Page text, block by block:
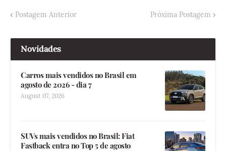
Postagem Anterior Próxima Postagem
Novidades
Carros mais vendidos no Brasil em
agosto de 2026 - dia 7
August 07, 2026
SUVs mais vendidos no Brasil: Fiat
Fastback entra no Top 5 de agosto